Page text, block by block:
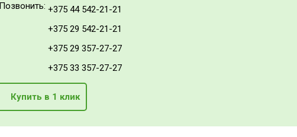
Позвонить: +375 44 542-21-21
+375 29 542-21-21
+375 29 357-27-27
+375 33 357-27-27
Купить в 1 клик